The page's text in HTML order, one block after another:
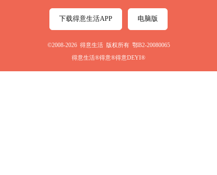
下载得意生活APP 电脑版
©2008-2026 得意生活 版权所有 鄂B2-20080065
得意生活®得意®得意DEYI®